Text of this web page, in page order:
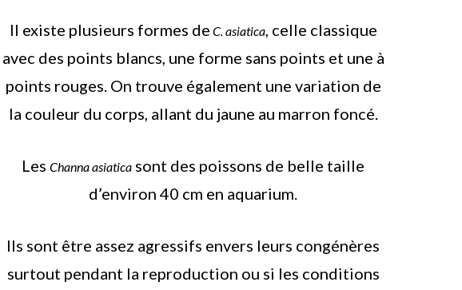
Il existe plusieurs formes de C. asiatica, celle classique
avec des points blancs, une forme sans points et une à
points rouges. On trouve également une variation de
la couleur du corps, allant du jaune au marron foncé.
LesChanna asiatica sont des poissons de belle taille
d’environ 40 cm en aquarium.
Ils sont être assez agressifs envers leurs congénères
surtout pendant la reproduction ou si les conditions